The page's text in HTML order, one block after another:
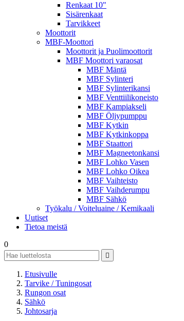
Renkaat 10"
Sisärenkaat
Tarvikkeet
Moottorit
MBF-Moottori
Moottorit ja Puolimoottorit
MBF Moottori varaosat
MBF Mäntä
MBF Sylinteri
MBF Sylinterikansi
MBF Venttiilikoneisto
MBF Kampiakseli
MBF Öljypumppu
MBF Kytkin
MBF Kytkinkoppa
MBF Staattori
MBF Magneetonkansi
MBF Lohko Vasen
MBF Lohko Oikea
MBF Vaihteisto
MBF Vaihderumpu
MBF Sähkö
Työkalu / Voiteluaine / Kemikaali
Uutiset
Tietoa meistä
0

Etusivulle
Tarvike / Tuningosat
Rungon osat
Sähkö
Johtosarja